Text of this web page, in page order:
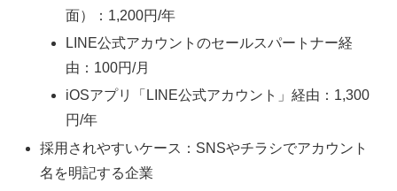
面）：1,200円/年
LINE公式アカウントのセールスパートナー経
由：100円/月
iOSアプリ「LINE公式アカウント」経由：1,300
円/年
採用されやすいケース：SNSやチラシでアカウント
名を明記する企業